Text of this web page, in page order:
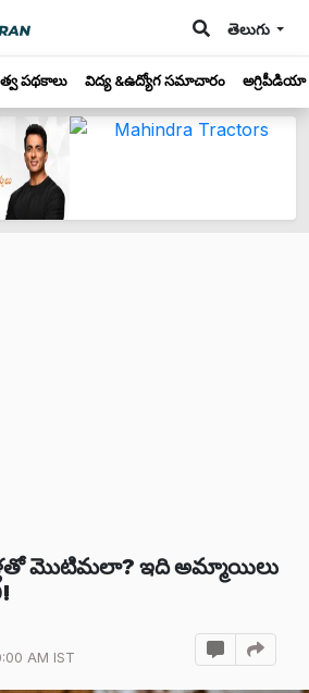
తెలుగు
పథకాలు విద్య &ఉద్యోగ సమాచారం అగ్రిపీడియా
మొటిమలా? ఇది అమ్మాయిలు
AM IST